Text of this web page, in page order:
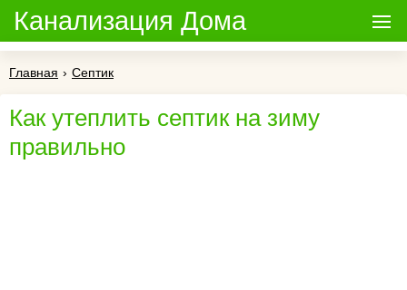
Канализация Дома
Главная › Септик
Как утеплить септик на зиму
правильно